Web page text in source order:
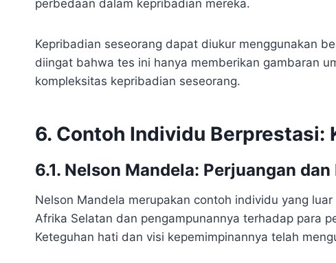
perbedaan dalam kepribadian mereka.
Kepribadian seseorang dapat diukur menggunakan
diingat bahwa tes ini hanya memberikan gambaran
kompleksitas kepribadian seseorang.
6. Contoh Individu Berprestasi:
6.1. Nelson Mandela: Perjuangan
Nelson Mandela merupakan contoh individu yang
Afrika Selatan dan pengampunannya terhadap para
Keteguhan hati dan visi kepemimpinannya telah